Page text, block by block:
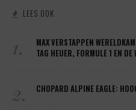
LEES OOK
1.
MAX VERSTAPPEN
TAG HEUER, FORMULE 1 EN
2. CHOPARD ALPINE EAGLE: